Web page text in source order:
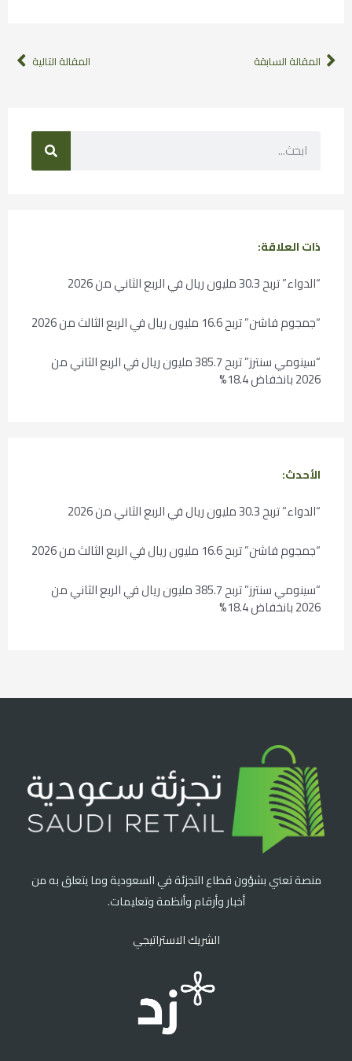
المقالة السابقة المقالة التالية
ذات العلاقة:
“الدواء” تربح 30.3 مليون ريال في الربع الثاني من 2026
“جمجوم فاشن” تربح 16.6 مليون ريال في الربع الثالث من 2026
“سينومي سنترز” تربح 385.7 مليون ريال في الربع الثاني من
2026 بانخفاض 18.4%
الأحدث:
“الدواء” تربح 30.3 مليون ريال في الربع الثاني من 2026
“جمجوم فاشن” تربح 16.6 مليون ريال في الربع الثالث من 2026
“سينومي سنترز” تربح 385.7 مليون ريال في الربع الثاني من
2026 بانخفاض 18.4%
منصة تعني بشؤون قطاع التجزئة في السعودية وما يتعلق به من
أخبار وأرقام وأنظمة وتعليمات.
الشريك الاستراتيجي